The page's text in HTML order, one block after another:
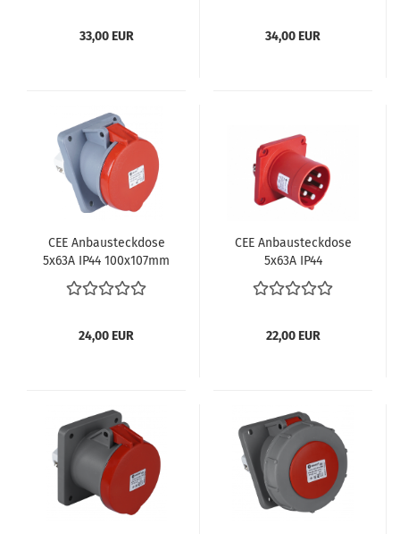
33,00 EUR 34,00 EUR
CEE An­bau­steck­do­se
5x63A IP44 100x107mm
24,00 EUR
CEE An­bau­steck­do­se
5x63A IP44
22,00 EUR